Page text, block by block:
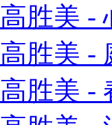
高胜美 -
高胜美 -
高胜美 -